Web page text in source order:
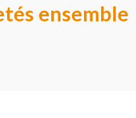
ensemble